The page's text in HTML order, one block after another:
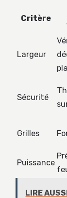
Critère
Largeur
Sécurité
Grilles
Puissance
LIRE